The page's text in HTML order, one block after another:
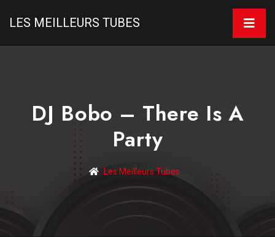
LES MEILLEURS TUBES
DJ Bobo – There Is A
Party
Les Meilleurs Tubes